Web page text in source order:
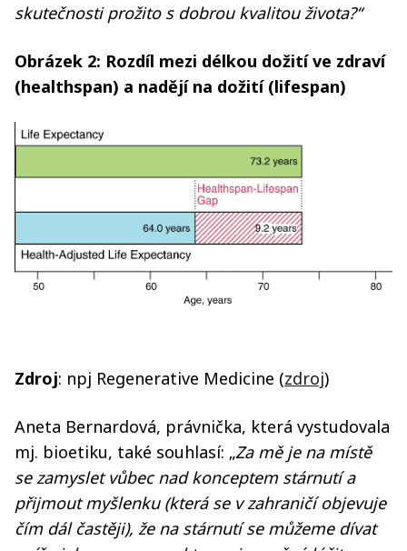
skutečnosti prožito s dobrou kvalitou života?“
Obrázek 2: Rozdíl mezi délkou dožití ve zdraví
(healthspan) a nadějí na dožití (lifespan)
Zdroj: npj Regenerative Medicine (zdroj)
Aneta Bernardová, právnička, která vystudovala
mj. bioetiku, také souhlasí: „Za mě je na místě
se zamyslet vůbec nad konceptem stárnutí a
přijmout myšlenku (která se v zahraničí objevuje
čím dál častěji), že na stárnutí se můžeme dívat